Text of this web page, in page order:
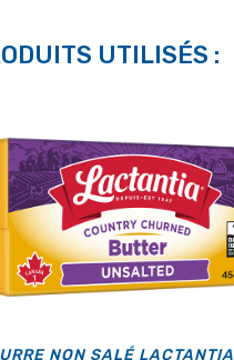
UTILISÉS :
NON SALÉ LACTANTIA